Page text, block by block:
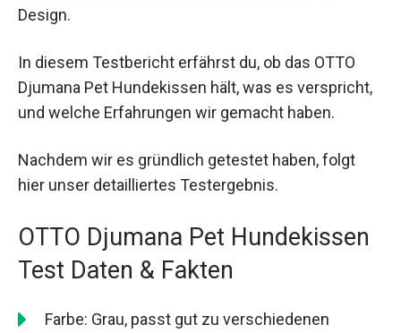
Design.
In diesem Testbericht erfährst du, ob das OTTO
Djumana Pet Hundekissen hält, was es verspricht,
und welche Erfahrungen wir gemacht haben.
Nachdem wir es gründlich getestet haben, folgt
hier unser detailliertes Testergebnis.
OTTO Djumana Pet Hundekissen
Test Daten & Fakten
Farbe: Grau, passt gut zu verschiedenen